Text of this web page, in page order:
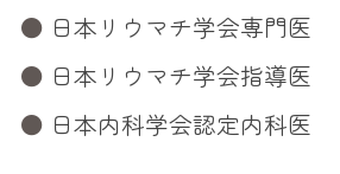
日本リウマチ学会専門医
日本リウマチ学会指導医
日本内科学会認定内科医